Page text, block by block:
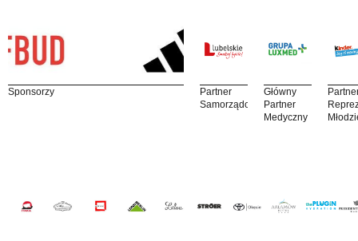
Sponsorzy
Partner
Samorządowy
Główny
Partner
Medyczny